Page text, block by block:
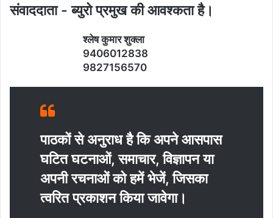
संवाददाता - ब्‍युरो प्रमुख की आवश्‍कता है।
श्‍लेष कुमार शुक्‍ला
9406012838
9827156570
पाठकों से अनुराध है कि अपने आसपास
घटित घटनाओं, समाचार, विज्ञापन या
अपनी रचनाओं को हमें भेजें, जिसका
त्‍वरित प्रकाशन किया जावेगा।